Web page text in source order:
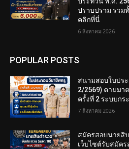
ปราบปราม รวม
คลิกที่นี่
6 สิงหาคม 2026
POPULAR POSTS
สนามสอบใบปร
2/2569) ตามมา
ครั้งที่ 2 ระบบกร
7 สิงหาคม 2026
สมัครสอบนายสิ
เว็บไซต์รับสมัค